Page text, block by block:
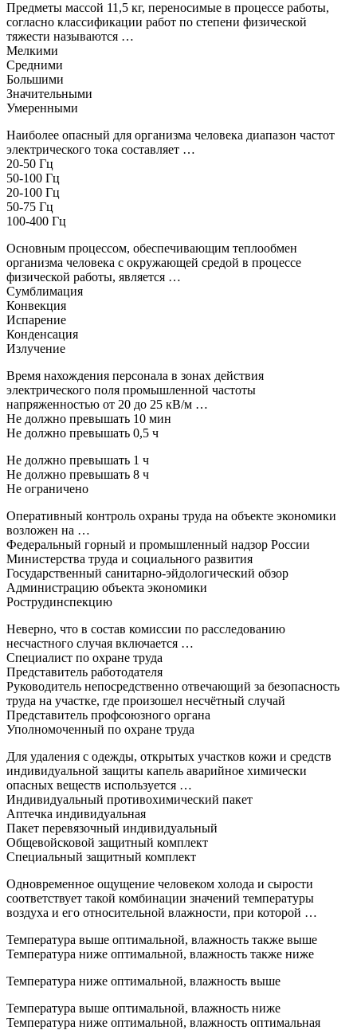
Предметы массой 11,5 кг, переносимые в процессе работы,
согласно классификации работ по степени физической
тяжести называются …
Мелкими
Средними
Большими
Значительными
Умеренными
Наиболее опасный для организма человека диапазон частот
электрического тока составляет …
20-50 Гц
50-100 Гц
20-100 Гц
50-75 Гц
100-400 Гц
Основным процессом, обеспечивающим теплообмен
организма человека с окружающей средой в процессе
физической работы, является …
Сумблимация
Конвекция
Испарение
Конденсация
Излучение
Время нахождения персонала в зонах действия
электрического поля промышленной частоты
напряженностью от 20 до 25 кВ/м …
Не должно превышать 10 мин
Не должно превышать 0,5 ч
Не должно превышать 1 ч
Не должно превышать 8 ч
Не ограничено
Оперативный контроль охраны труда на объекте экономики
возложен на …
Федеральный горный и промышленный надзор России
Министерства труда и социального развития
Государственный санитарно-эйдологический обзор
Администрацию объекта экономики
Рострудинспекцию
Неверно, что в состав комиссии по расследованию
несчастного случая включается …
Специалист по охране труда
Представитель работодателя
Руководитель непосредственно отвечающий за безопасность
труда на участке, где произошел несчётный случай
Представитель профсоюзного органа
Уполномоченный по охране труда
Для удаления с одежды, открытых участков кожи и средств
индивидуальной защиты капель аварийное химически
опасных веществ используется …
Индивидуальный противохимический пакет
Аптечка индивидуальная
Пакет перевязочный индивидуальный
Общевойсковой защитный комплект
Специальный защитный комплект
Одновременное ощущение человеком холода и сырости
соответствует такой комбинации значений температуры
воздуха и его относительной влажности, при которой …
Температура выше оптимальной, влажность также выше
Температура ниже оптимальной, влажность также ниже
Температура ниже оптимальной, влажность выше
Температура выше оптимальной, влажность ниже
Температура ниже оптимальной, влажность оптимальная